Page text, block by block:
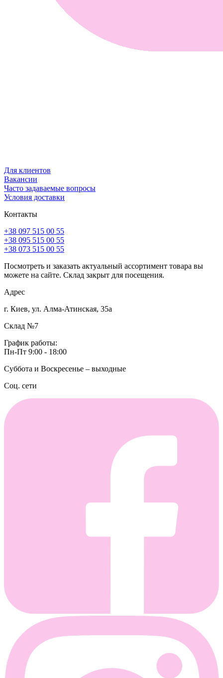
Для клиентов
Вакансии
Часто задаваемые вопросы
Условия доставки
Контакты
+38 097 515 00 55
+38 095 515 00 55
+38 073 515 00 55
Посмотреть и заказать актуальный ассортимент товара вы
можете на сайте. Склад закрыт для посещения.
Адрес
г. Киев, ул. Алма-Атинская, 35а
Склад №7
График работы:
Пн-Пт 9:00 - 18:00
Суббота и Воскресенье – выходные
Соц. сети